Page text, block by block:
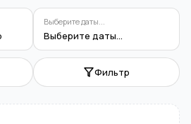
Выберите даты...
Выберите даты...
Фильтр